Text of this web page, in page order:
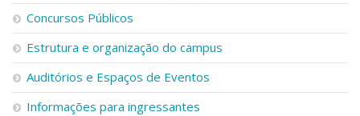
Concursos Públicos
Estrutura e organização do campus
Auditórios e Espaços de Eventos
Informações para ingressantes